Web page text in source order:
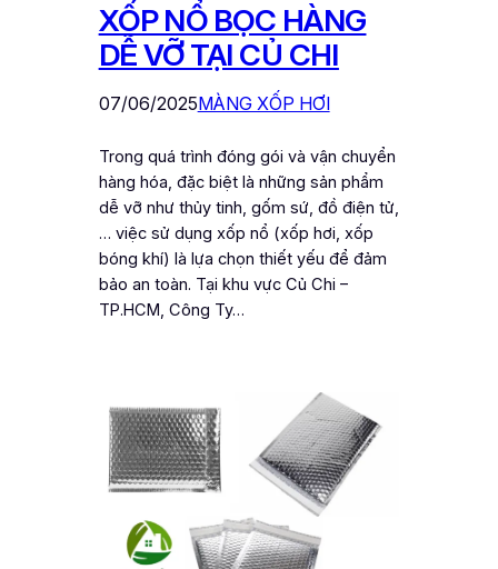
XỐP NỔ BỌC HÀNG
DỄ VỠ TẠI CỦ CHI
07/06/2025MÀNG XỐP HƠI
Trong quá trình đóng gói và vận chuyển
hàng hóa, đặc biệt là những sản phẩm
dễ vỡ như thủy tinh, gốm sứ, đồ điện tử,
… việc sử dụng xốp nổ (xốp hơi, xốp
bóng khí) là lựa chọn thiết yếu để đảm
bảo an toàn. Tại khu vực Củ Chi –
TP.HCM, Công Ty…